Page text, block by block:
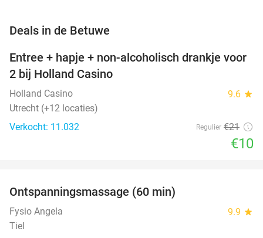
Deals in de Betuwe
52%
Entree + hapje + non-alcoholisch drankje voor
2 bij Holland Casino
Holland Casino 9.6 star
Utrecht (+12 locaties)
Verkocht: 11.032
Regulier €21
€10
Ontspanningsmassage (60 min)
Fysio Angela 9.9 star
Tiel